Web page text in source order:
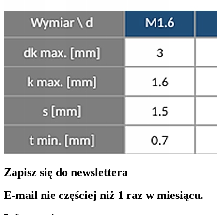
Zapisz się do newslettera
E-mail nie częściej niż 1 raz w miesiącu.